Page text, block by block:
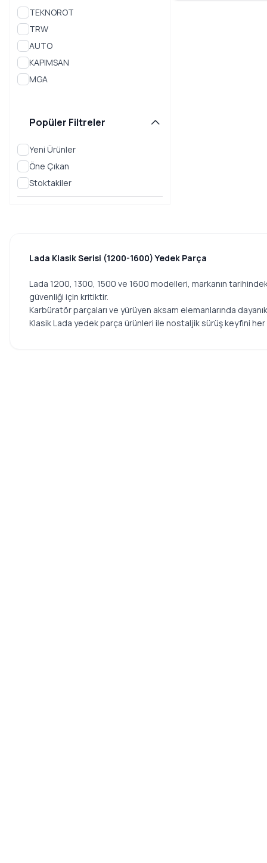
VEGA
TEKNOROT
TRW
AUTO
KAPIMSAN
MGA
Popüler Filtreler
Yeni Ürünler
Öne Çıkan
Stoktakiler
Lada Klasik Serisi (1200-1600) Yedek Parça
Lada 1200, 1300, 1500 ve 1600 modelleri, markanın
güvenliği için kritiktir.
Karbüratör parçaları ve yürüyen aksam elemanlarında
Klasik Lada yedek parça ürünleri ile nostaljik sürüş keyfini her